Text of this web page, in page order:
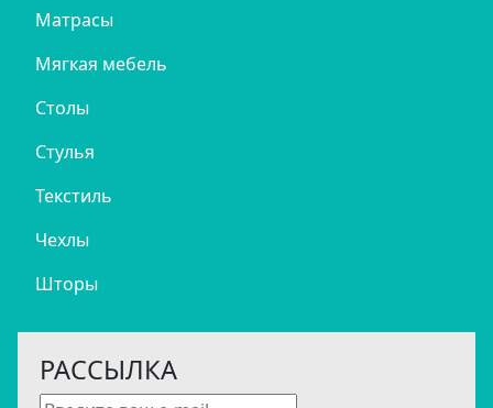
Матрасы
Мягкая мебель
Столы
Стулья
Текстиль
Чехлы
Шторы
РАССЫЛКА